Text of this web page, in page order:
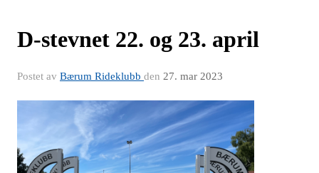
D-stevnet 22. og 23. april
Postet av Bærum Rideklubb den 27. mar 2023